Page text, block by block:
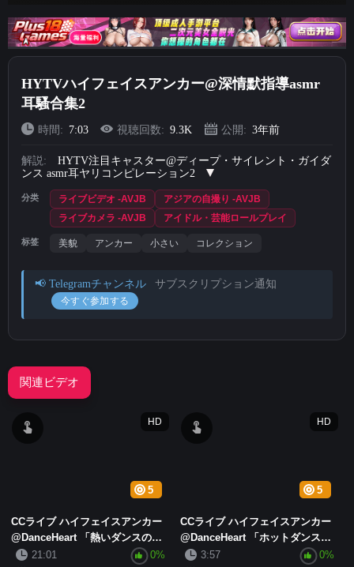
Image search
Short Videos
アップロード
ログイン
新規登録
HYTVハイフェイスアンカー@深情默指導asmr
耳騷合集2
時間: 7:03 視聴回数: 9.3K 公開: 3年前
解説:
HYTV注目キャスター@ディープ・サイレント・ガイダ
ンス asmr耳ヤリコンピレーション2
分类 ライブビデオ -AVJB
アジアの自撮り -AVJB
ライブカメラ -AVJB
アイドル・芸能ロールプレイ
标签 美貌 アンカー 小さい コレクション
📢 Telegramチャンネル サブスクリプション通知
今すぐ参加する
関連ビデオ
5
HD
CCライブ ハイフェイスアンカー
@DanceHeart 「熱いダンスの誘
惑」コレクション2 (4)
21:01
0%
5
HD
CCライブ ハイフェイスアンカー
@DanceHeart 「ホットダンスコ
レクション」 (5)
3:57
0%